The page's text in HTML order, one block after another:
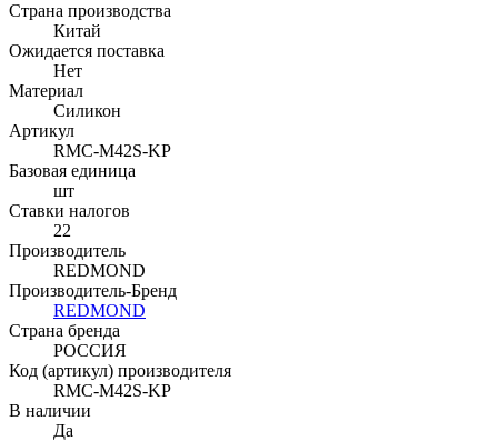
Страна производства
Китай
Ожидается поставка
Нет
Материал
Силикон
Артикул
RMC-M42S-KP
Базовая единица
шт
Ставки налогов
22
Производитель
REDMOND
Производитель-Бренд
REDMOND
Страна бренда
РОССИЯ
Код (артикул) производителя
RMC-M42S-KP
В наличии
Да